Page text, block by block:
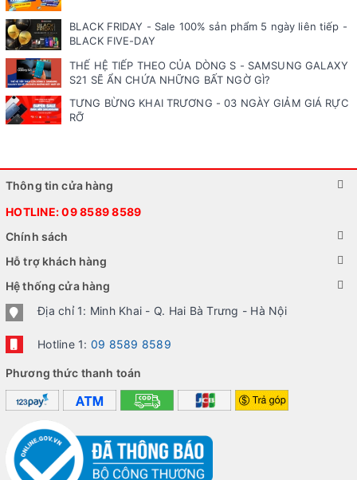
BLACK FRIDAY - Sale 100% sản phẩm 5 ngày liên tiếp -
BLACK FIVE-DAY
THẾ HỆ TIẾP THEO CỦA DÒNG S - SAMSUNG GALAXY
S21 SẼ ẨN CHỨA NHỮNG BẤT NGỜ GÌ?
TƯNG BỪNG KHAI TRƯƠNG - 03 NGÀY GIẢM GIÁ RỰC
RỠ
Thông tin cửa hàng
HOTLINE:09 8589 8589
Chính sách
Hỗ trợ khách hàng
Hệ thống cửa hàng
Địa chỉ 1: Minh Khai - Q. Hai Bà Trưng - Hà Nội
Hotline 1: 09 8589 8589
Phương thức thanh toán